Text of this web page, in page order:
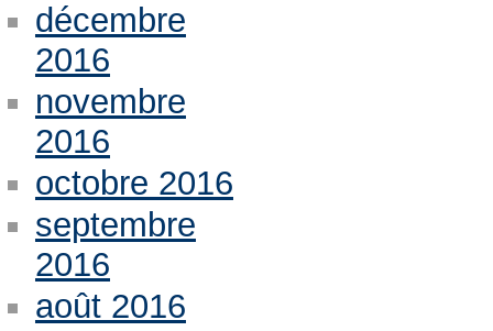
décembre
2016
novembre
2016
octobre 2016
septembre
2016
août 2016